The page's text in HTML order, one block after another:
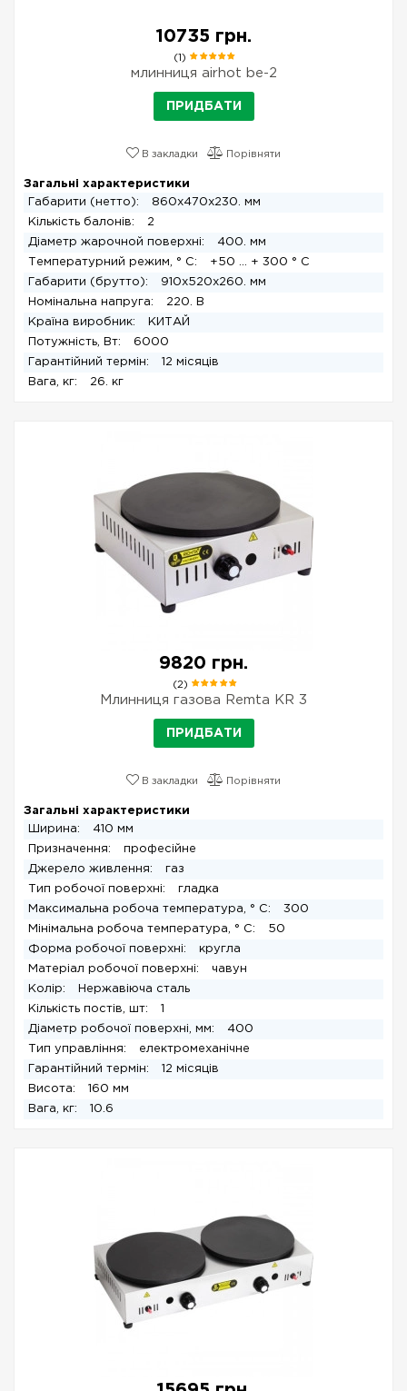
10735 грн.
(1)
млинниця airhot be-2
ПРИДБАТИ
В закладки Порівняти
Загальні характеристики
Габарити (нетто):
860x470x230. мм
Кількість балонів:
2
Діаметр жарочной поверхні:
400. мм
Температурний режим, ° С:
+50 ... + 300 ° С
Габарити (брутто):
910x520x260. мм
Номінальна напруга:
220. В
Країна виробник:
КИТАЙ
Потужність, Вт:
6000
Гарантійний термін:
12 місяців
Вага, кг:
26. кг
9820 грн.
(2)
Млинниця газова Remta KR 3
ПРИДБАТИ
В закладки Порівняти
Загальні характеристики
Ширина:
410 мм
Призначення:
професійне
Джерело живлення:
газ
Тип робочої поверхні:
гладка
Максимальна робоча температура, ° C:
300
Мінімальна робоча температура, ° C:
50
Форма робочої поверхні:
кругла
Матеріал робочої поверхні:
чавун
Колір:
Нержавіюча сталь
Кількість постів, шт:
1
Діаметр робочої поверхні, мм:
400
Тип управління:
електромеханічне
Гарантійний термін:
12 місяців
Висота:
160 мм
Вага, кг:
10.6